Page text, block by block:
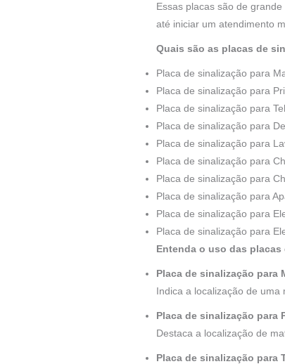
Essas placas são de
até iniciar um atendimento
Quais são as placas de
Placa de sinalização para
Placa de sinalização para
Placa de sinalização para
Placa de sinalização para
Placa de sinalização para
Placa de sinalização para
Placa de sinalização para
Placa de sinalização para
Placa de sinalização para
Placa de sinalização para
Entenda o uso das
Placa de sinalização para
Indica a localização de uma
Placa de sinalização para
Destaca a localização de
Placa de sinalização para